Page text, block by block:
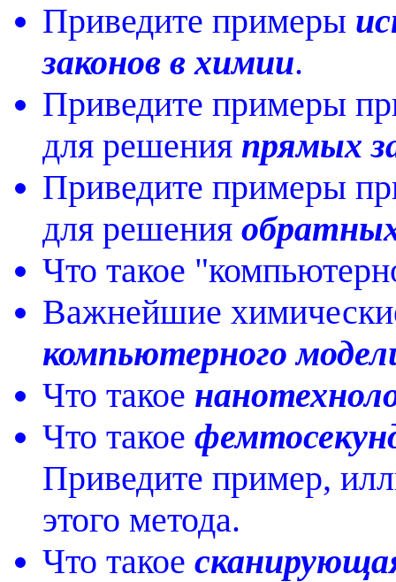
Приведите примеры
законов в химии.
Приведите примеры
для решения прямых
Приведите примеры
для решения
Что такое
Важнейшие
компьютерного
Что такое
Что такое
Приведите пример,
этого метода.
Что такое